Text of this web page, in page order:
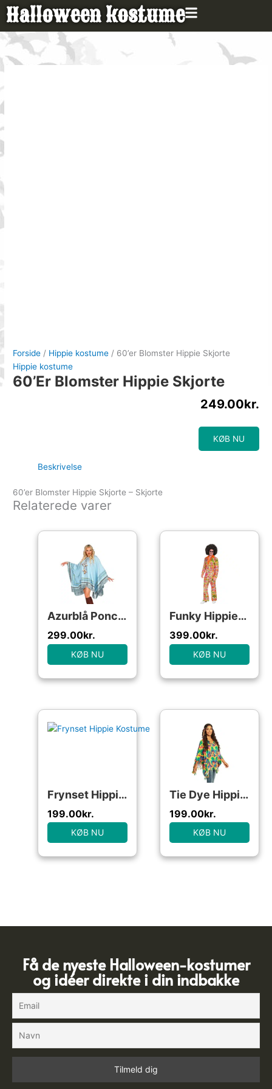
Gå
indholdet
Halloween kostume
Forside / Hippie kostume / 60’er Blomster Hippie Skjorte
Hippie kostume
60’er Blomster Hippie Skjorte
249.00kr.
KØB NU
Beskrivelse
60’er Blomster Hippie Skjorte – Skjorte
Relaterede varer
Azurblå Poncho Kostume
299.00kr.
KØB NU
Funky Hippiedude Kostume
399.00kr.
KØB NU
Frynset Hippie Kostume
199.00kr.
KØB NU
Tie Dye Hippie Kostume
199.00kr.
KØB NU
Få de nyeste Halloween-kostumer
og idéer direkte i din indbakke